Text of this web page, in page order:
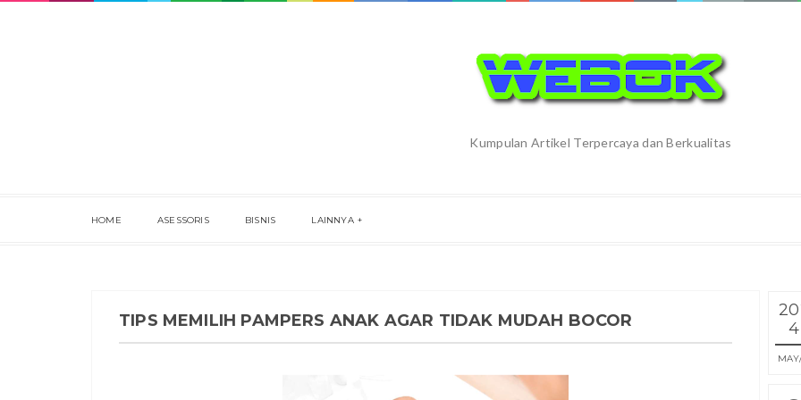
Kumpulan Artikel Terpercaya dan Berkualitas
HOME ASESSORIS BISNIS LAINNYA
4
MAY
TIPS MEMILIH PAMPERS ANAK AGAR TIDAK MUDAH BOCOR